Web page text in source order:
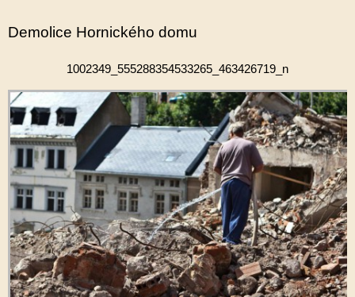
Demolice Hornického domu
1002349_555288354533265_463426719_n